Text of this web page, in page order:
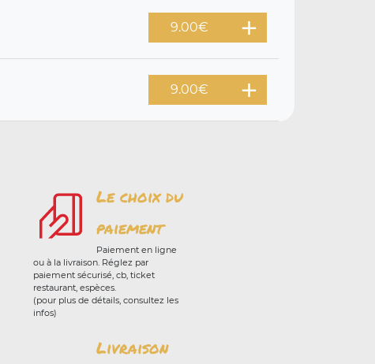
9.00€
9.00€
Le choix du
paiement
Paiement en ligne
ou à la livraison. Réglez par
paiement sécurisé, cb, ticket
restaurant, espèces.
(pour plus de détails, consultez les
infos)
Livraison